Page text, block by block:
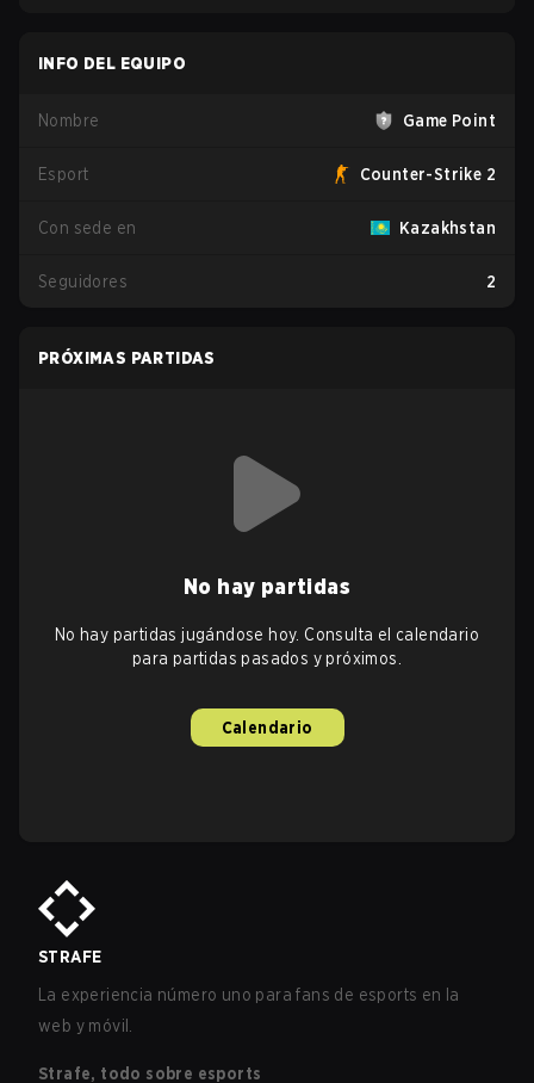
INFO DEL EQUIPO
Nombre Game Point
Esport Counter-Strike 2
Con sede en Kazakhstan
Seguidores 2
PRÓXIMAS PARTIDAS
No hay partidas
No hay partidas jugándose hoy. Consulta el calendario
para partidas pasados y próximos.
Calendario
STRAFE
La experiencia número uno para fans de esports en la
web y móvil.
Strafe, todo sobre esports